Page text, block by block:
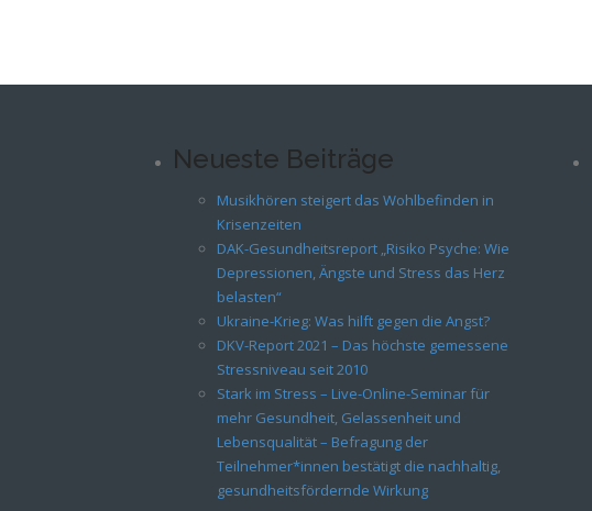
Neueste Beiträge
Musikhören steigert das Wohlbefinden in
Krisenzeiten
DAK-Gesundheitsreport „Risiko Psyche: Wie
Depressionen, Ängste und Stress das Herz
belasten“
Ukraine-Krieg: Was hilft gegen die Angst?
DKV-Report 2021 – Das höchste gemessene
Stressniveau seit 2010
Stark im Stress – Live-Online-Seminar für
mehr Gesundheit, Gelassenheit und
Lebensqualität – Befragung der
Teilnehmer*innen bestätigt die nachhaltig,
gesundheitsfördernde Wirkung